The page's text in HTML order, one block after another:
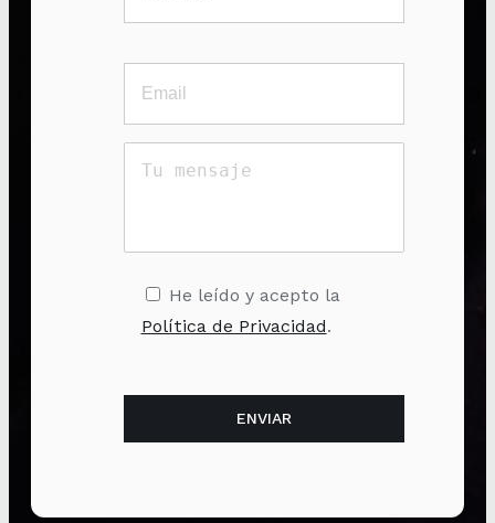
He leído y acepto la
Política de Privacidad.